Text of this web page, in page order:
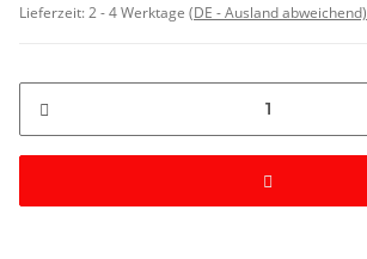
Lieferzeit:2 - 4 Werktage (DE - Ausland abweichend)